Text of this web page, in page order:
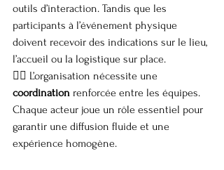
outils d’interaction. Tandis que les
participants à l’événement physique
doivent recevoir des indications sur le lieu,
l’accueil ou la logistique sur place.
👉🏼 L’organisation nécessite une
coordination renforcée entre les équipes.
Chaque acteur joue un rôle essentiel pour
garantir une diffusion fluide et une
expérience homogène.